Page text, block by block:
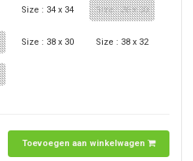
Size : 34 x 34 Size : 36 x 30
Size : 38 x 30 Size : 38 x 32
Toevoegen aan winkelwagen